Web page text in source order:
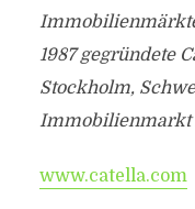
1987 gegründete
Stockholm,
Immobilienmarkt
www.catella.com